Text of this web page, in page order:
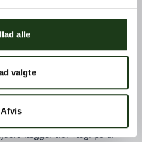
alle
valgte
Afvis
Søvind, er det vigtigt at
du mødt af et erfarent team
– en bedemand, der har
sværeste stunder.
lægger stor vægt på at